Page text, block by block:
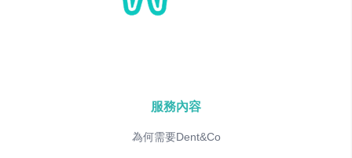
服務內容
為何需要Dent&Co